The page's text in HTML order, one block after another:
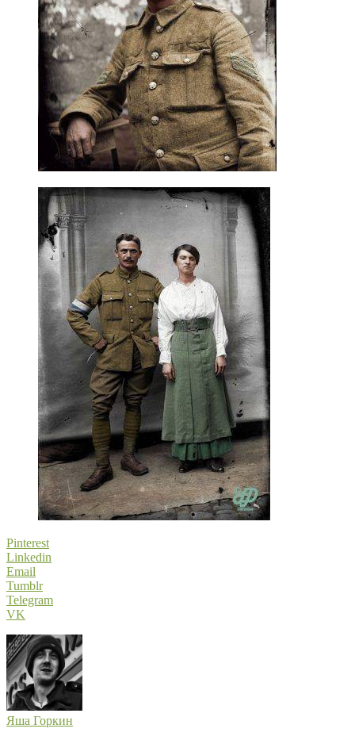
Pinterest
Linkedin
Email
Tumblr
Telegram
VK
Яша Горкин